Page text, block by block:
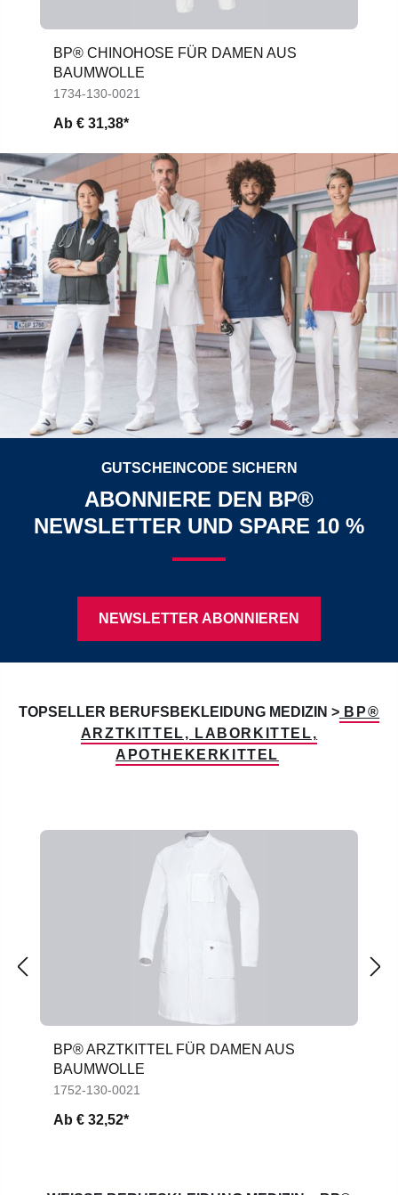
BP® CHINOHOSE FÜR DAMEN AUS
BAUMWOLLE
1734-130-0021
Ab € 31,38*
GUTSCHEINCODE SICHERN
ABONNIERE DEN BP®
NEWSLETTER UND SPARE 10 %
NEWSLETTER ABONNIEREN
TOPSELLER BERUFSBEKLEIDUNG MEDIZIN >BP®
ARZTKITTEL, LABORKITTEL,
APOTHEKERKITTEL
BP® ARZTKITTEL FÜR DAMEN AUS
BAUMWOLLE
1752-130-0021
Ab € 32,52*